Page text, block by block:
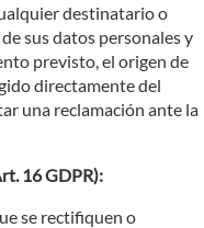
destinatario o
sus datos personales y
previsto, el origen de
directamente del
una reclamación ante la
16 GDPR):
se rectifiquen o